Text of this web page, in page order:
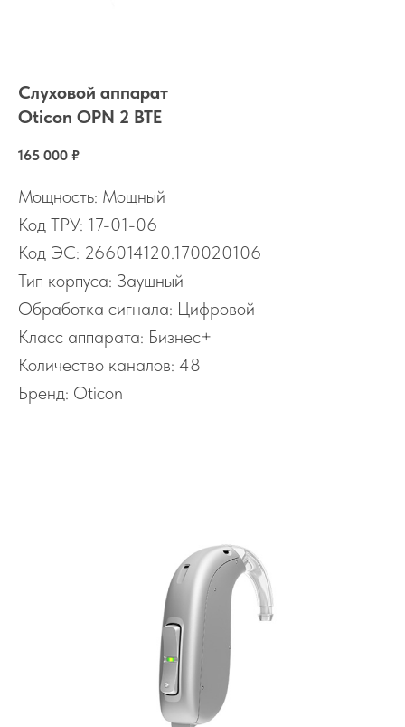
Слуховой аппарат
Oticon OPN 2 BTE
165 000 ₽
Мощность: Мощный
Код ТРУ: 17-01-06
Код ЭС: 266014120.170020106
Тип корпуса: Заушный
Обработка сигнала: Цифровой
Класс аппарата: Бизнес+
Количество каналов: 48
Бренд: Oticon